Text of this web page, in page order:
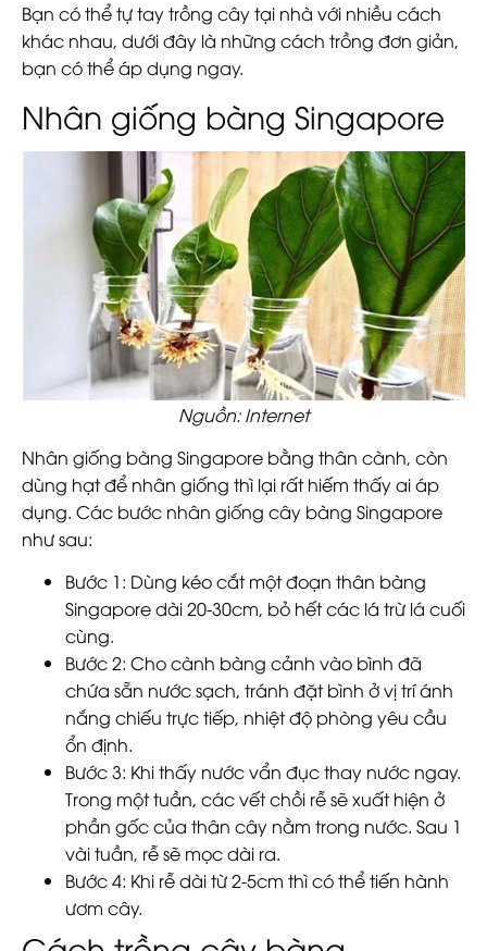
Bạn có thể tự tay trồng cây tại nhà với nhiều cách
khác nhau, dưới đây là những cách trồng đơn giản,
bạn có thể áp dụng ngay.
Nhân giống bàng Singapore
Nguồn: Internet
Nhân giống bàng Singapore bằng thân cành, còn
dùng hạt để nhân giống thì lại rất hiếm thấy ai áp
dụng. Các bước nhân giống cây bàng Singapore
như sau:
Bước 1: Dùng kéo cắt một đoạn thân bàng
Singapore dài 20-30cm, bỏ hết các lá trừ lá cuối
cùng.
Bước 2: Cho cành bàng cảnh vào bình đã
chứa sẵn nước sạch, tránh đặt bình ở vị trí ánh
nắng chiếu trực tiếp, nhiệt độ phòng yêu cầu
ổn định.
Bước 3: Khi thấy nước vẩn đục thay nước ngay.
Trong một tuần, các vết chồi rễ sẽ xuất hiện ở
phần gốc của thân cây nằm trong nước. Sau 1
vài tuần, rễ sẽ mọc dài ra.
Bước 4: Khi rễ dài từ 2-5cm thì có thể tiến hành
ươm cây.